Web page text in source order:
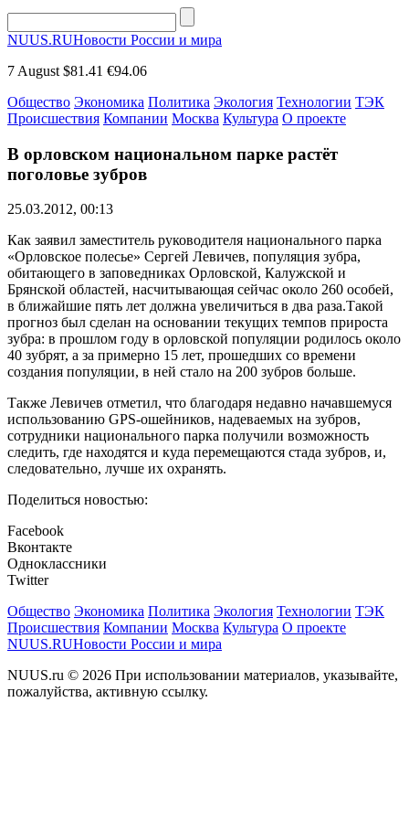
NUUS.RUНовости России и мира
7 August $81.41 €94.06
Общество Экономика Политика Экология Технологии ТЭК
Происшествия Компании Москва Культура О проекте
В орловском национальном парке растёт
поголовье зубров
25.03.2012, 00:13
Как заявил заместитель руководителя национального парка
«Орловское полесье» Сергей Левичев, популяция зубра,
обитающего в заповедниках Орловской, Калужской и
Брянской областей, насчитывающая сейчас около 260 особей,
в ближайшие пять лет должна увеличиться в два раза.Такой
прогноз был сделан на основании текущих темпов прироста
зубра: в прошлом году в орловской популяции родилось около
40 зубрят, а за примерно 15 лет, прошедших со времени
создания популяции, в ней стало на 200 зубров больше.
Также Левичев отметил, что благодаря недавно начавшемуся
использованию GPS-ошейников, надеваемых на зубров,
сотрудники национального парка получили возможность
следить, где находятся и куда перемещаются стада зубров, и,
следовательно, лучше их охранять.
Поделиться новостью:
Facebook
Вконтакте
Одноклассники
Twitter
Общество Экономика Политика Экология Технологии ТЭК
Происшествия Компании Москва Культура О проекте
NUUS.RUНовости России и мира
NUUS.ru © 2026 При использовании материалов, указывайте,
пожалуйства, активную ссылку.